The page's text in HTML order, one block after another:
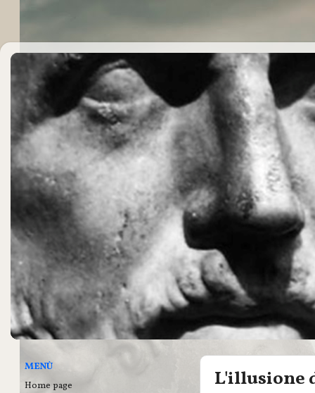
L'illusione
MENÙ
Home page